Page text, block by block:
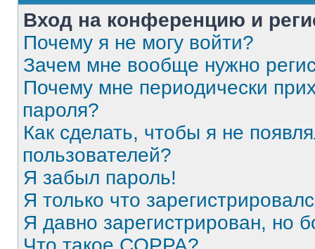
Вход на конференцию и
Почему я не могу войти?
Зачем мне вообще нужно
Почему мне периодически
пароля?
Как сделать, чтобы я не
пользователей?
Я забыл пароль!
Я только что
Я давно зарегистрирован, но